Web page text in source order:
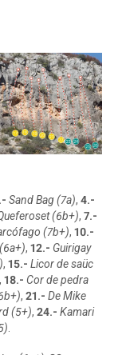
Sand Bag (7a), 4.-
(6b+), 7.-
(7b+), 10.-
, 12.- Guirigay
, 15.- Licor de saüc
, 18.- Cor de pedra
, 21.- De Mike
(5+), 24.- Kamari